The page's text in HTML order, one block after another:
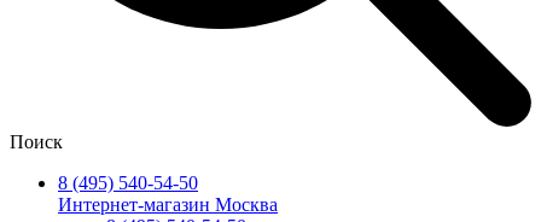
Поиск
8 (495) 540-54-50
Интернет-магазин Москва